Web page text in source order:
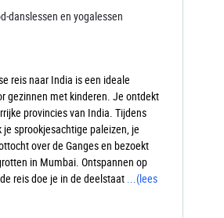
danslessen en yogalessen
reis naar India is een ideale
gezinnen met kinderen. Je ontdekt
provincies van India. Tijdens
je sprookjesachtige paleizen, je
over de Ganges en bezoekt
in Mumbai. Ontspannen op
reis doe je in de deelstaat ...(lees